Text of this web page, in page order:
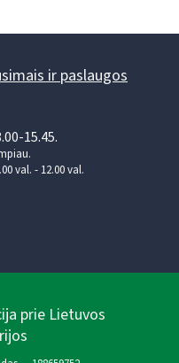
ir paslaugos
15.45.
val. - 12.00 val.
prie Lietuvos